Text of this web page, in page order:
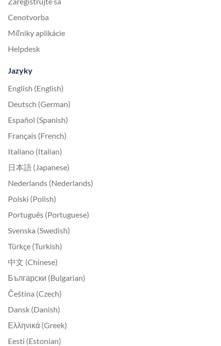
Cenotvorba
Míľniky aplikácie
Helpdesk
Jazyky
English (English)
Deutsch (German)
Español (Spanish)
Français (French)
Italiano (Italian)
日本語 (Japanese)
Nederlands (Nederlands)
Polski (Polish)
Português (Portuguese)
Svenska (Swedish)
Türkçe (Turkish)
中文 (Chinese)
Български (Bulgarian)
Čeština (Czech)
Dansk (Danish)
Ελληνικά (Greek)
Eesti (Estonian)